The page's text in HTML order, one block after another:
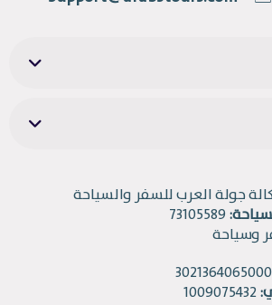
جولة العرب للسفر والسياحة
وسياحة